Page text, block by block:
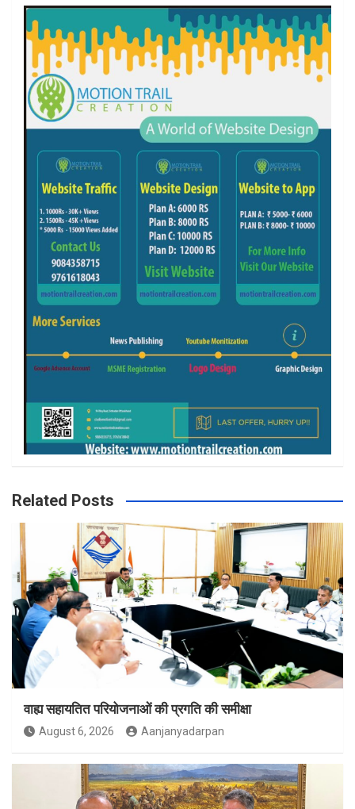
Related Posts
वाह्य सहायतित परियोजनाओं की प्रगति की समीक्षा
August 6, 2026 Aanjanyadarpan